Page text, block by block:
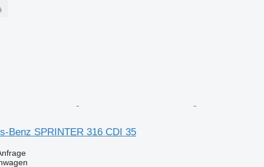
Benz SPRINTER 316 CDI 35